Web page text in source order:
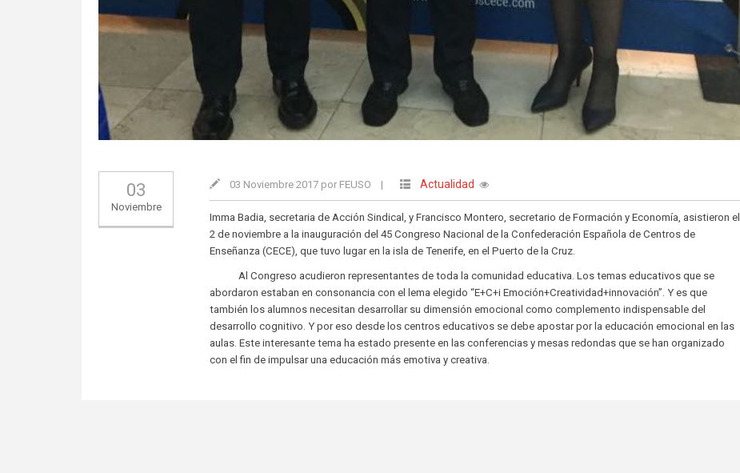
03
Noviembre
03 Noviembre 2017 por FEUSO | Actualidad
Imma Badia, secretaria de Acción Sindical, y Francisco Montero, secretario de Formación y Economía, asistieron el
2 de noviembre a la inauguración del 45 Congreso Nacional de la Confederación Española de Centros de
Enseñanza (CECE), que tuvo lugar en la isla de Tenerife, en el Puerto de la Cruz.
Al Congreso acudieron representantes de toda la comunidad educativa. Los temas educativos que se
abordaron estaban en consonancia con el lema elegido “E+C+i Emoción+Creatividad+innovación”. Y es que
también los alumnos necesitan desarrollar su dimensión emocional como complemento indispensable del
desarrollo cognitivo. Y por eso desde los centros educativos se debe apostar por la educación emocional en las
aulas. Este interesante tema ha estado presente en las conferencias y mesas redondas que se han organizado
con el fin de impulsar una educación más emotiva y creativa.